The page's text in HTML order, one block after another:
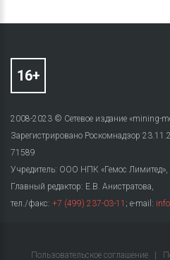
2008-2023 © Сетевое издание «mining-
Зарегистрировано Роскомнадзор
71589
Учредитель: ООО НПК «Гемос Лимитед»,
Главный редактор: Е.В. Анистратова,
тел./факс: +7 (499) 237-03-11 ; e-mail:
Пользовательское соглашение